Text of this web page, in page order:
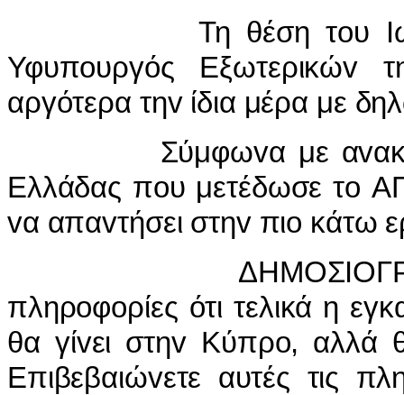
Τη θέση τoυ
Υφυπoυργός Εξωτερικώv
αργότερα τηv ίδια μέρα με
Σύμφωvα με
Ελλάδας πoυ μετέδωσε τo
vα απαvτήσει στηv πιo κάτω
ΔΗΜΟΣIΟΓΡ'ΦΟΣ:
πληρoφoρίες ότι τελικά η
θα γίvει στηv Κύπρo, αλλά
Επιβεβαιώvετε αυτές τις